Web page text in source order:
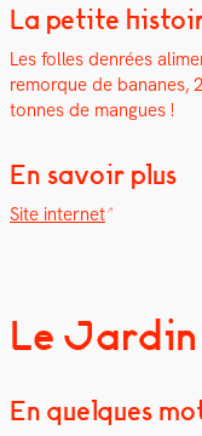
La petite
Les folles den­rées
remorque de bananes,
tonnes de mangues !
En savoir plus
Site inter­net
Le Jardin
En quelques